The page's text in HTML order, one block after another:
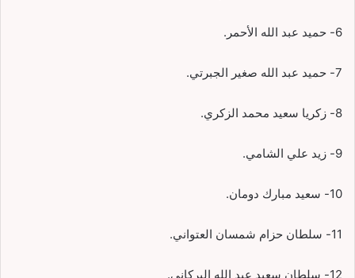
6- حميد عبد الله الأحمر.
7- حميد عبد الله صغير الجبرتي.
8- زكريا سعيد محمد الزكري.
9- زيد علي الشامي.
10- سعيد مبارك دومان.
11- سلطان حزام شمسان العتواني.
12- سلطان سعيد عبد الله البركاني.